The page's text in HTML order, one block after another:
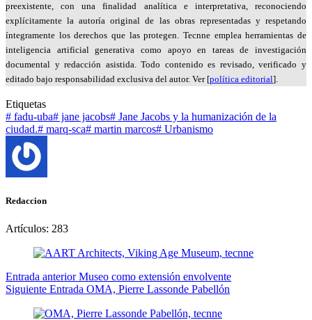
preexistente, con una finalidad analítica e interpretativa, reconociendo
explícitamente la autoría original de las obras representadas y respetando
íntegramente los derechos que las protegen. Tecnne emplea herramientas de
inteligencia artificial generativa como apoyo en tareas de investigación
documental y redacción asistida. Todo contenido es revisado, verificado y
editado bajo responsabilidad exclusiva del autor. Ver [política editorial].
Etiquetas
# fadu-uba# jane jacobs# Jane Jacobs y la humanización de la
ciudad.# marq-sca# martin marcos# Urbanismo
Redaccion
Artículos: 283
Entrada anteriorMuseo como extensión envolvente
Siguiente Entrada OMA, Pierre Lassonde Pabellón